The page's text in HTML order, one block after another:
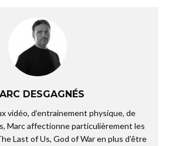
DESGAGNÉS
vidéo, d’entrainement physique, de
Marc affectionne particulièrement les
Last of Us, God of War en plus d’être